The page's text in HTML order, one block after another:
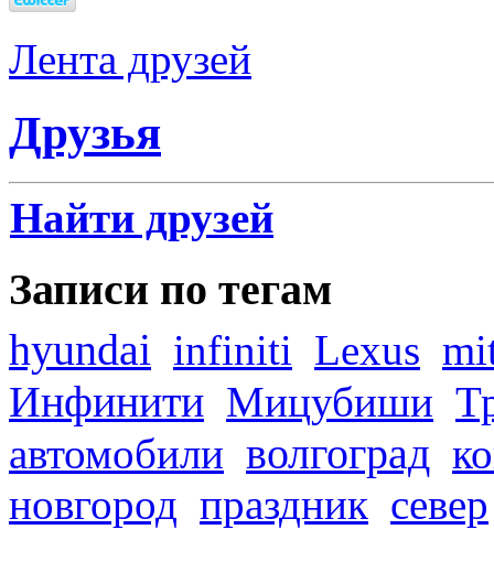
Лента друзей
Друзья
Найти друзей
Записи по тегам
hyundai infiniti Lexus
Инфинити Мицубиши
автомобили волгоград
новгород праздник север